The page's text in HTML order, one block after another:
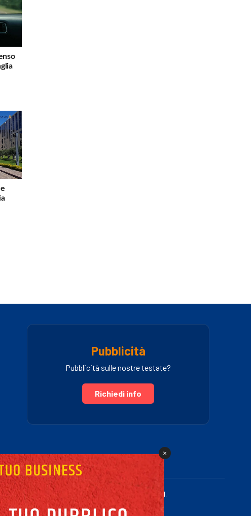
Pubblicità
Pubblicità sulle nostre testate?
Richiedi info
| P.IVA 03005460781 | Powered by Fullmidia s.r.l.
×